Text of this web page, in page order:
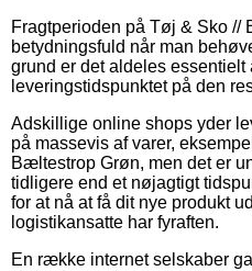
Fragtperioden på Tøj & Sko //
betydningsfuld når man
grund er det aldeles essentielt
leveringstidspunktet på den
Adskillige online shops yder
på massevis af varer,
Bæltestrop Grøn, men det er
tidligere end et nøjagtigt
for at nå at få dit nye produkt
logistikansatte har fyraften.
En række internet selskaber